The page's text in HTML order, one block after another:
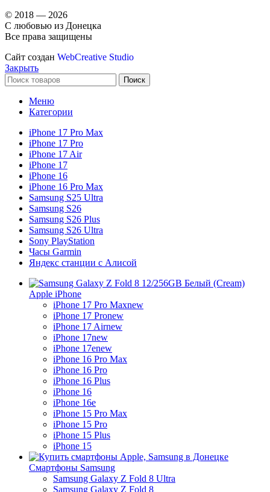
© 2018 — 2026
С любовью из Донецка
Все права защищены
Сайт создан WebCreative Studio
Закрыть
Поиск
Меню
Категории
iPhone 17 Pro Max
iPhone 17 Pro
iPhone 17 Air
iPhone 17
iPhone 16
iPhone 16 Pro Max
Samsung S25 Ultra
Samsung S26
Samsung S26 Plus
Samsung S26 Ultra
Sony PlayStation
Часы Garmin
Яндекс станции с Алисой
Apple iPhone
iPhone 17 Pro Maxnew
iPhone 17 Pronew
iPhone 17 Airnew
iPhone 17new
iPhone 17enew
iPhone 16 Pro Max
iPhone 16 Pro
iPhone 16 Plus
iPhone 16
iPhone 16e
iPhone 15 Pro Max
iPhone 15 Pro
iPhone 15 Plus
iPhone 15
Смартфоны Samsung
Samsung Galaxy Z Fold 8 Ultra
Samsung Galaxy Z Fold 8